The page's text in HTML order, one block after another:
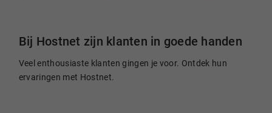
Bij Hostnet zijn klanten in goede handen
Veel enthousiaste klanten gingen je voor. Ontdek hun
ervaringen met Hostnet.